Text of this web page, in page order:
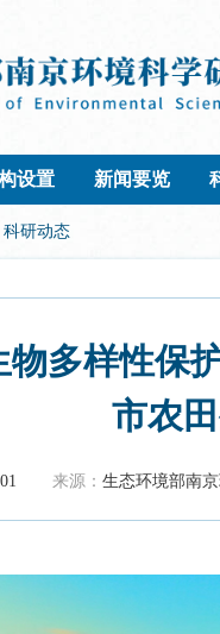
设置 新闻要览
科研动态
物多样性保
市农
来源： 生态环境部南